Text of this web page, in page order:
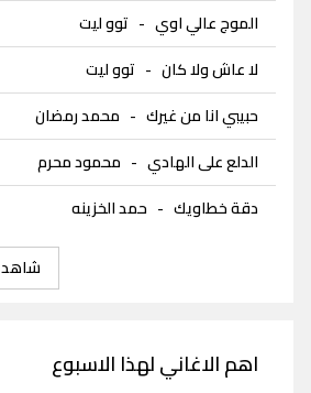
الموج عالي اوي - توو ليت
لا عاش ولا كان - توو ليت
حبيبي انا من غيرك - محمد رمضان
الدلع على الهادي - محمود محرم
دقة خطاويك - حمد الخزينه
شاهد
اهم الاغاني لهذا الاسبوع